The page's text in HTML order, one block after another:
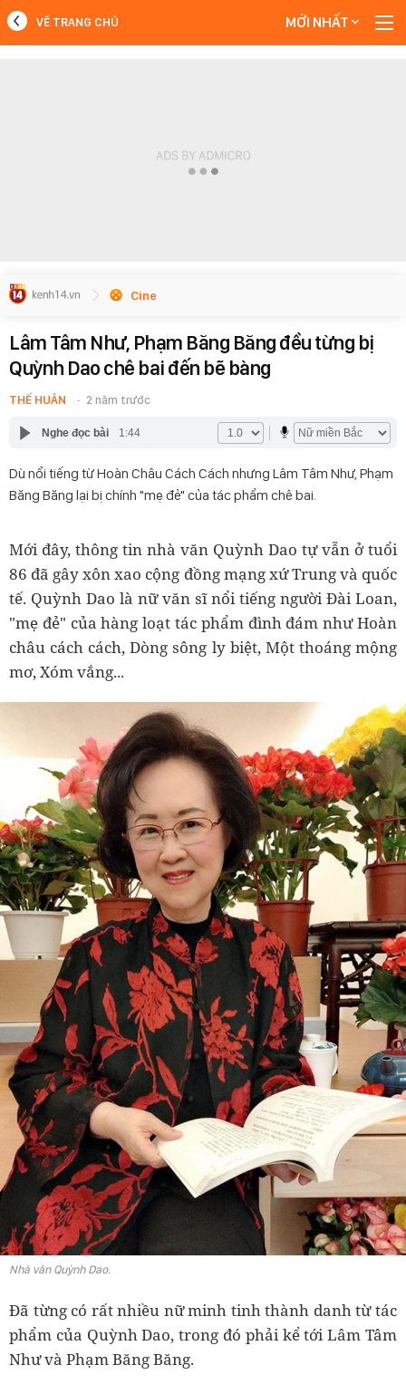
VỀ TRANG CHỦ MỚI NHẤT
Cine
Lâm Tâm Như, Phạm Băng Băng đều từng bị
Quỳnh Dao chê bai đến bẽ bàng
THẾ HUÂN 2 năm trước
Nghe đọc bài 1:44
Dù nổi tiếng từ Hoàn Châu Cách Cách nhưng Lâm Tâm Như, Phạm
Băng Băng lại bị chính "mẹ đẻ" của tác phẩm chê bai.
Mới đây, thông tin nhà văn Quỳnh Dao tự vẫn ở tuổi
86 đã gây xôn xao cộng đồng mạng xứ Trung và quốc
tế. Quỳnh Dao là nữ văn sĩ nổi tiếng người Đài Loan,
"mẹ đẻ" của hàng loạt tác phẩm đình đám như Hoàn
châu cách cách, Dòng sông ly biệt, Một thoáng mộng
mơ, Xóm vắng...
Nhà văn Quỳnh Dao.
Đã từng có rất nhiều nữ minh tinh thành danh từ tác
phẩm của Quỳnh Dao, trong đó phải kể tới Lâm Tâm
Như và Phạm Băng Băng.